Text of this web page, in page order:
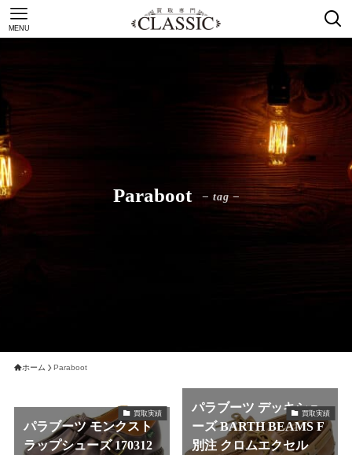
MENU
Paraboot – tag –
ホーム Paraboot
買取実績
パラブーツ モンクスト
ラップシューズ 170312
買取実績
パラブーツ デッキシュ
ーズ BARTH BEAMS F
別注 クロムエクセル